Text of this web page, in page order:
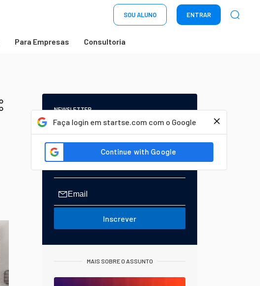
SOU ALUNO ENTRAR
Para Empresas Consultoria
Faça login em startse.com com o Google
NEWSLETTER
Start Seu dia:
A Newsletter do AGORA!
Inscrever
MAIS SOBRE O ASSUNTO